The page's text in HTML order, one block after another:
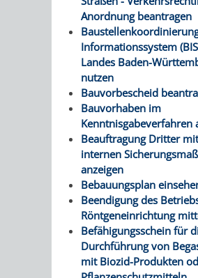
Anordnung beantragen
Informationssystem
Landes Baden-
nutzen
Bauvorbescheid
Bauvorhaben im
Kenntnisgabeverfahren
Beauftragung Dritter mit
internen
anzeigen
Bebauungsplan
Beendigung des
Röntgeneinrichtung
Befähigungsschein für
Durchführung von
mit Biozid-Produkten